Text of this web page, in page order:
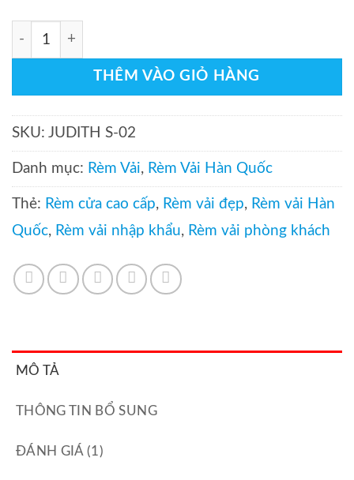
Rèm Vải Hàn Quốc JUDITH S 02 Thanh Nhàn số lượng
THÊM VÀO GIỎ HÀNG
SKU: JUDITH S-02
Danh mục: Rèm Vải, Rèm Vải Hàn Quốc
Thẻ: Rèm cửa cao cấp, Rèm vải đẹp, Rèm vải Hàn
Quốc, Rèm vải nhập khẩu, Rèm vải phòng khách
MÔ TẢ
THÔNG TIN BỔ SUNG
ĐÁNH GIÁ (1)